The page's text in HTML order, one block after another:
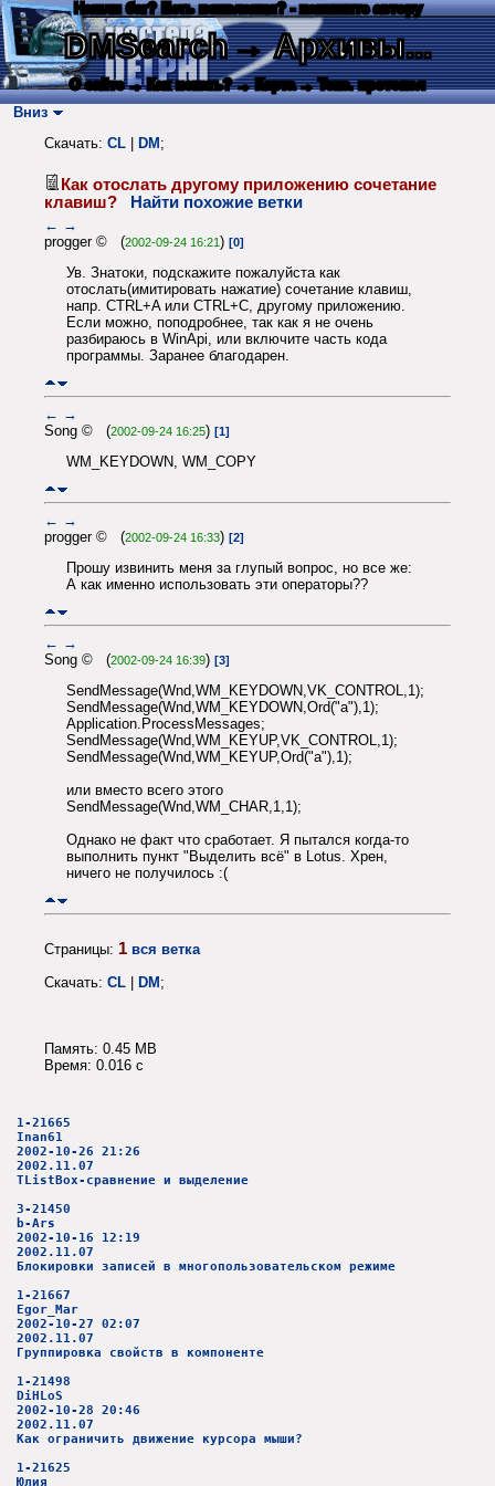
Нашли баг? Есть пожелания? - напишите автору
DMSearch→ Архивы...
О сайте → Как искать? → Карта → Текс. протокол
Вниз
Скачать: CL DM ;
Как отослать другому приложению сочетание
клавиш?
Найти похожие ветки
← →
progger © (2002-09-24 16:21) [0]
Ув. Знатоки, подскажите пожалуйста как
отослать(имитировать нажатие) сочетание клавиш,
напр. CTRL+A или CTRL+C, другому приложению.
Если можно, поподробнее, так как я не очень
разбираюсь в WinApi, или включите часть кода
программы. Заранее благодарен.
← →
Song © (2002-09-24 16:25) [1]
WM_KEYDOWN, WM_COPY
← →
progger © (2002-09-24 16:33) [2]
Прошу извинить меня за глупый вопрос, но все же:
А как именно использовать эти операторы??
← →
Song © (2002-09-24 16:39) [3]
SendMessage(Wnd,WM_KEYDOWN,VK_CONTROL,1);
SendMessage(Wnd,WM_KEYDOWN,Ord("a"),1);
Application.ProcessMessages;
SendMessage(Wnd,WM_KEYUP,VK_CONTROL,1);
SendMessage(Wnd,WM_KEYUP,Ord("a"),1);
или вместо всего этого
SendMessage(Wnd,WM_CHAR,1,1);
Однако не факт что сработает. Я пытался когда-то
выполнить пункт "Выделить всё" в Lotus. Хрен,
ничего не получилось :(
Страницы: 1 вся ветка
Скачать: CL | DM;
Память: 0.45 MB
Время: 0.016 c
1-21665
Inan61
2002-10-26 21:26
2002.11.07
TListBox-сравнение и выделение
3-21450
b-Ars
2002-10-16 12:19
2002.11.07
Блокировки записей в многопользовательском режиме
1-21667
Egor_Mar
2002-10-27 02:07
2002.11.07
Группировка свойств в компоненте
1-21498
DiHLoS
2002-10-28 20:46
2002.11.07
Как ограничить движение курсора мыши?
1-21625
Юлия